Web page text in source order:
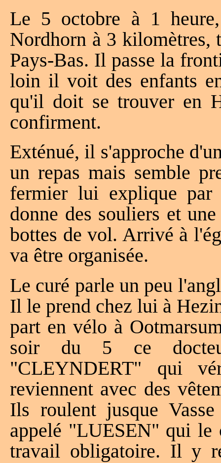
Le 5 octobre à 1
Nordhorn à 3 kilomètres,
Pays-Bas. Il passe la
loin il voit des enfants
qu'il doit se trouver en
confirment.
Exténué, il s'approche
un repas mais semble
fermier lui explique
donne des souliers et
bottes de vol. Arrivé à
va être organisée.
Le curé parle un peu
Il le prend chez lui à
part en vélo à
soir du 5 ce
"CLEYNDERT" qui
reviennent avec des
Ils roulent jusque
appelé "LUESEN" qui le
travail obligatoire. Il y